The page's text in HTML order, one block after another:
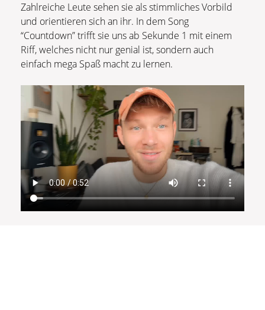
Zahlreiche Leute sehen sie als stimmliches Vorbild
und orientieren sich an ihr. In dem Song
“Countdown” trifft sie uns ab Sekunde 1 mit einem
Riff, welches nicht nur genial ist, sondern auch
einfach mega Spaß macht zu lernen.